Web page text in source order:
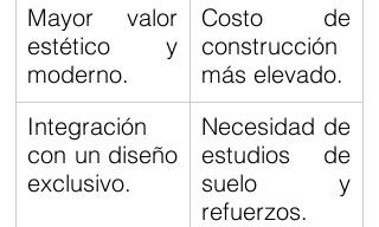
Mayor valor
estético y
moderno.
Costo de
construcción
más elevado.
Integración
con un diseño
exclusivo.
Necesidad de
estudios de
suelo y
refuerzos.